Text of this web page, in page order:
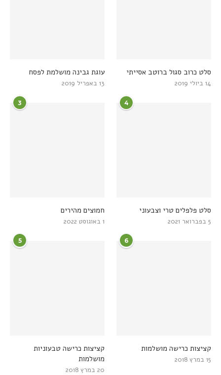
עוגת גבינה מושלמת לפסח
13 באפריל 2019
סלט כרוב סגול ברוטב אסייתי
14 ביולי 2019
3
חמוצים מהירים
1 באוגוסט 2022
4
סלט פלפלים טרי וצבעוני
5 בפברואר 2021
5
קציצות כרישה טבעוניות
מושלמות
20 במרץ 2018
6
קציצות כרישה מושלמות
15 במרץ 2018